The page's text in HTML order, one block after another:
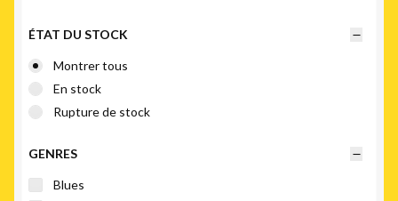
ÉTAT DU STOCK
Montrer tous
En stock
Rupture de stock
GENRES
Blues